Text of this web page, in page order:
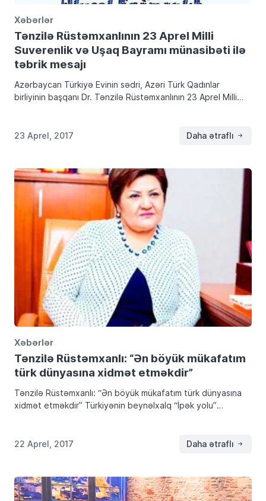
Xəbərlər
Tənzilə Rüstəmxanlının 23 Aprel Milli
Suverenlik və Uşaq Bayramı münasibəti ilə
təbrik mesajı
Azərbaycan Türkiyə Evinin sədri, Azəri Türk Qadınlar
birliyinin başqanı Dr. Tənzilə Rüstəmxanlının 23 Aprel Milli
23 Aprel, 2017 Daha ətraflı
Xəbərlər
Tənzilə Rüstəmxanlı: “Ən böyük mükafatım
türk dünyasına xidmət etməkdir”
Tənzilə Rüstəmxanlı: “Ən böyük mükafatım türk dünyasına
xidmət etməkdir” Türkiyənin beynəlxalq “İpək yolu”
Azərbaycan-Türkiyə Evinin […]
22 Aprel, 2017 Daha ətraflı